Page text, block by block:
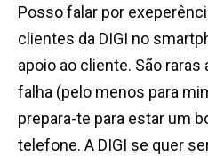
Posso falar por
clientes da DIGI no
apoio ao cliente. São
falha (pelo menos para
prepara-te para estar um
telefone. A DIGI se quer